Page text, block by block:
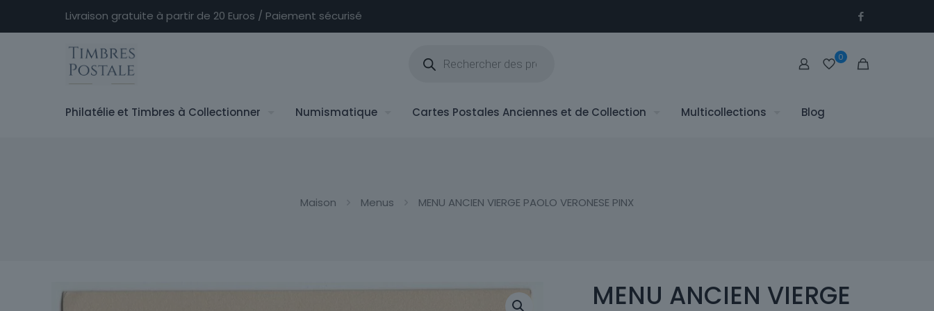
Livraison gratuite à partir de 20 Euros / Paiement sécurisé
produits
0
Philatélie et Timbres à Collectionner Numismatique Cartes Postales Anciennes et de Collection Multicollections Blog
Maison Menus MENU ANCIEN VIERGE PAOLO VERONESE PINX
MENU ANCIEN VIERGE